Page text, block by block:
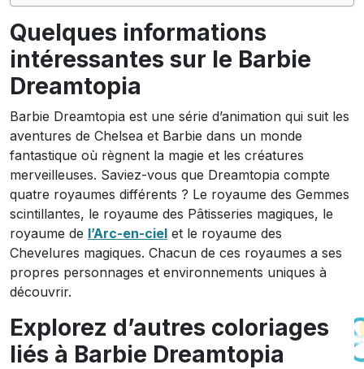
Quelques informations
intéressantes sur le Barbie
Dreamtopia
Barbie Dreamtopia est une série d’animation qui suit les
aventures de Chelsea et Barbie dans un monde
fantastique où règnent la magie et les créatures
merveilleuses. Saviez-vous que Dreamtopia compte
quatre royaumes différents ? Le royaume des Gemmes
scintillantes, le royaume des Pâtisseries magiques, le
royaume de l’Arc-en-ciel et le royaume des
Chevelures magiques. Chacun de ces royaumes a ses
propres personnages et environnements uniques à
découvrir.
Explorez d’autres coloriages
liés à Barbie Dreamtopia